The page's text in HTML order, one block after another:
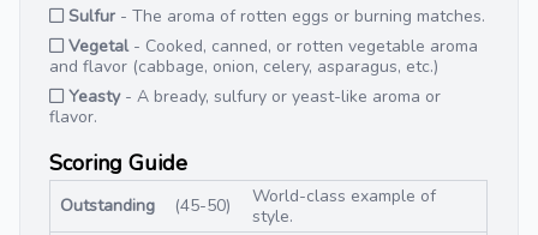
Sulfur - The aroma of rotten eggs or burning matches.
Vegetal- Cooked, canned, or rotten vegetable aroma
and flavor (cabbage, onion, celery, asparagus, etc.)
Yeasty- A bready, sulfury or yeast-like aroma or
flavor.
Scoring Guide
Outstanding (45-50)
World-class example of
style.